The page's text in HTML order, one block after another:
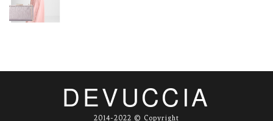
DEVUCCIA
2014-2022 © Copyright